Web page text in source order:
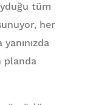
tüm
her
planda